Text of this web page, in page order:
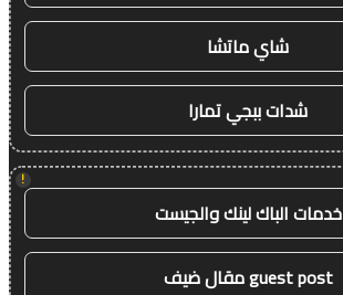
شاي ماتشا
شدات ببجي تمارا
!
خدمات الباك لينك والجيست
guest post مقال ضيف